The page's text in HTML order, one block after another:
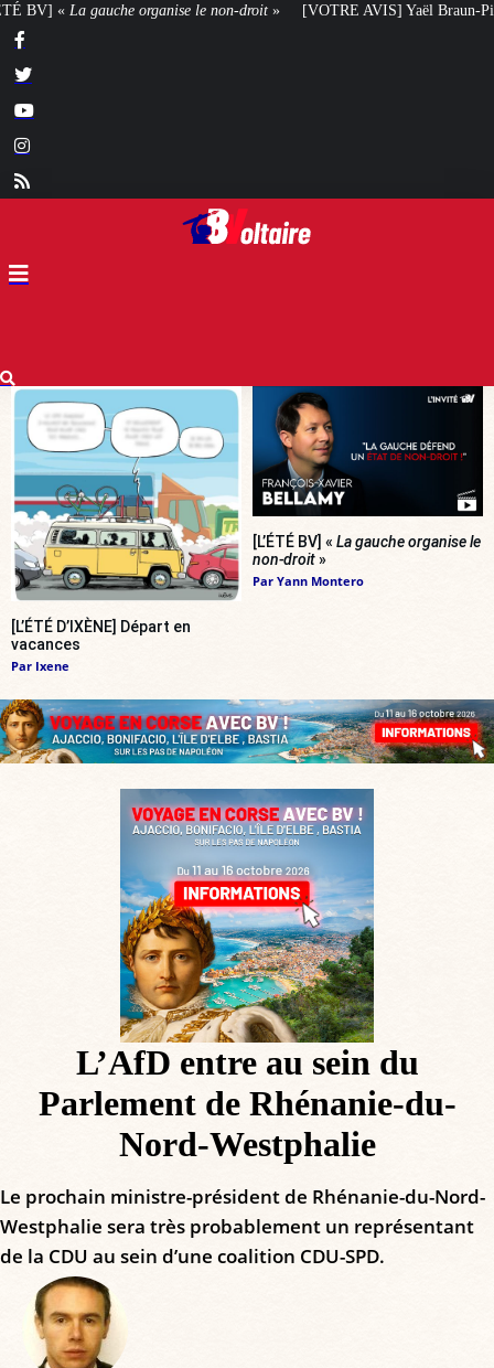
droit » [VOTRE AVIS] Yaël Braun-Pivet doit-elle renoncer à son
[L’ÉTÉ D’IXÈNE] Départ en
vacances
Par Ixene
[L’ÉTÉ BV] « La gauche organise le
non-droit»
Par Yann Montero
L’AfD entre au sein du
Parlement de Rhénanie-du-
Nord-Westphalie
Le prochain ministre-président de Rhénanie-du-Nord-
Westphalie sera très probablement un représentant
de la CDU au sein d’une coalition CDU-SPD.